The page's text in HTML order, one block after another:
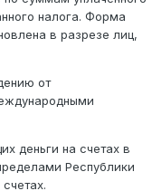
налога. Форма
в разрезе лиц,
от
деньги на счетах в
Республики